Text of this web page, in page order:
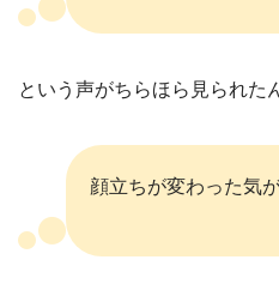
という声がちらほら見られた
顔立ちが変わった気が